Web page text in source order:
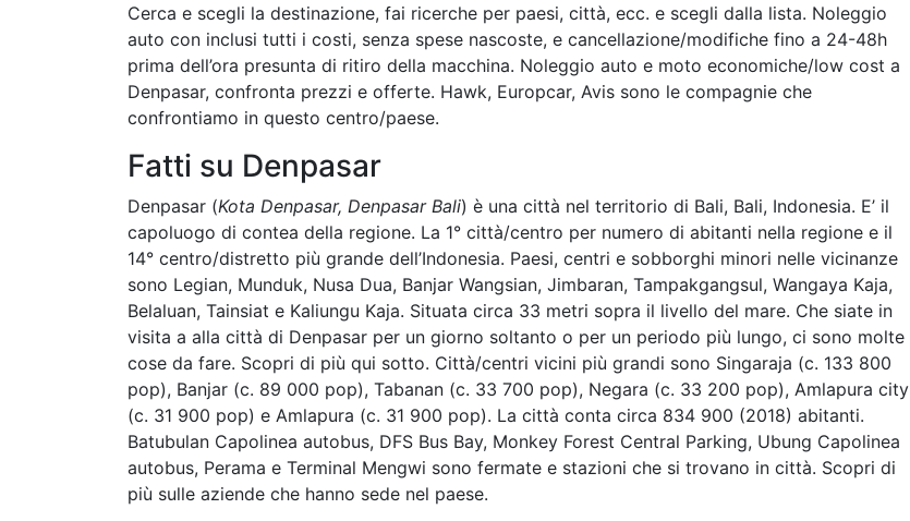
Cerca e scegli la destinazione, fai ricerche per paesi, città, ecc. e scegli dalla lista. Noleggio
auto con inclusi tutti i costi, senza spese nascoste, e cancellazione/modifiche fino a 24-48h
prima dell’ora presunta di ritiro della macchina. Noleggio auto e moto economiche/low cost a
Denpasar, confronta prezzi e offerte. Hawk, Europcar, Avis sono le compagnie che
confrontiamo in questo centro/paese.
Fatti su Denpasar
Denpasar (Kota Denpasar, Denpasar Bali) è una città nel territorio di Bali, Bali, Indonesia. E’ il
capoluogo di contea della regione. La 1° città/centro per numero di abitanti nella regione e il
14° centro/distretto più grande dell’Indonesia. Paesi, centri e sobborghi minori nelle vicinanze
sono Legian, Munduk, Nusa Dua, Banjar Wangsian, Jimbaran, Tampakgangsul, Wangaya Kaja,
Belaluan, Tainsiat e Kaliungu Kaja. Situata circa 33 metri sopra il livello del mare. Che siate in
visita a alla città di Denpasar per un giorno soltanto o per un periodo più lungo, ci sono molte
cose da fare. Scopri di più qui sotto. Città/centri vicini più grandi sono Singaraja (c. 133 800
pop), Banjar (c. 89 000 pop), Tabanan (c. 33 700 pop), Negara (c. 33 200 pop), Amlapura city
(c. 31 900 pop) e Amlapura (c. 31 900 pop). La città conta circa 834 900 (2018) abitanti.
Batubulan Capolinea autobus, DFS Bus Bay, Monkey Forest Central Parking, Ubung Capolinea
autobus, Perama e Terminal Mengwi sono fermate e stazioni che si trovano in città. Scopri di
più sulle aziende che hanno sede nel paese.